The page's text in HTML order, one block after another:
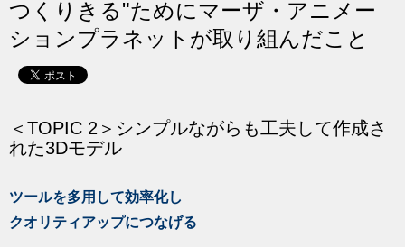
つくりきる"ためにマーザ・アニメー
ションプラネットが取り組んだこと
＜TOPIC 2＞シンプルながらも工夫して作成さ
れた3Dモデル
ツールを多用して効率化し
クオリティアップにつなげる